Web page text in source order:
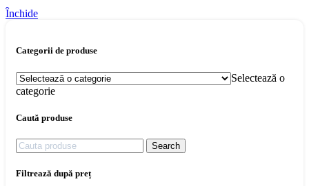
Închide
Categorii de produse
Selectează o
categorie
Caută produse
Search
Filtrează după preț